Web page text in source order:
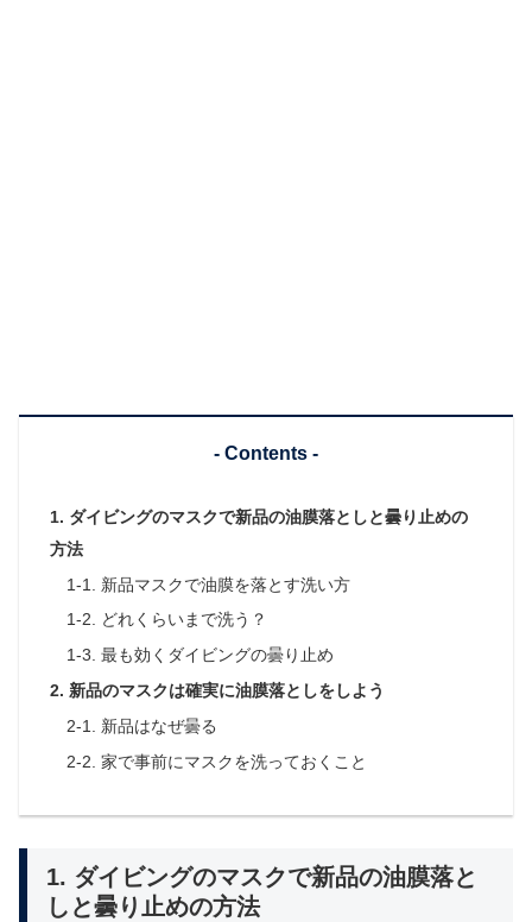
- Contents -
1. ダイビングのマスクで新品の油膜落としと曇り止めの
方法
1-1. 新品マスクで油膜を落とす洗い方
1-2. どれくらいまで洗う？
1-3. 最も効くダイビングの曇り止め
2. 新品のマスクは確実に油膜落としをしよう
2-1. 新品はなぜ曇る
2-2. 家で事前にマスクを洗っておくこと
1. ダイビングのマスクで新品の油膜落と
しと曇り止めの方法